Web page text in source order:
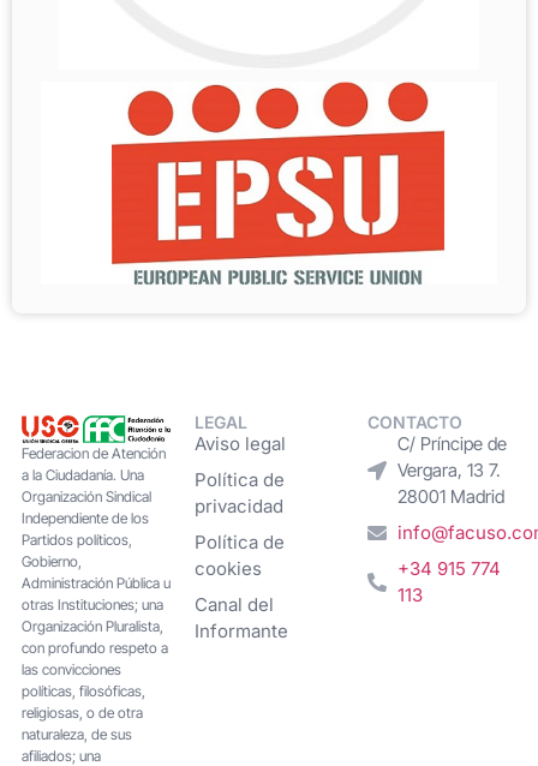
Federacion de Atención
a la Ciudadanía. Una
Organización Sindical
Independiente de los
Partidos políticos,
Gobierno,
Administración Pública u
otras Instituciones; una
Organización Pluralista,
con profundo respeto a
las convicciones
políticas, filosóficas,
religiosas, o de otra
naturaleza, de sus
afiliados; una
LEGAL
Aviso legal
Política de
privacidad
Política de
cookies
Canal del
Informante
CONTACTO
C/ Príncipe de
Vergara, 13 7.
28001 Madrid
+34 915 774
113